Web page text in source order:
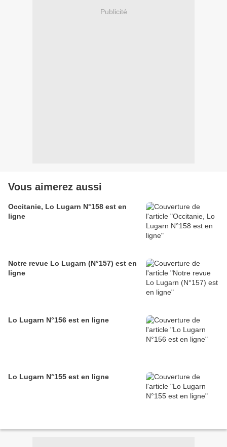
Publicité
Vous aimerez aussi
Occitanie, Lo Lugarn N°158 est en
ligne
Notre revue Lo Lugarn (N°157) est en
ligne
Lo Lugarn N°156 est en ligne
Lo Lugarn N°155 est en ligne